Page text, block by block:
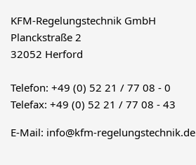
KFM-Regelungstechnik GmbH
Planckstraße 2
32052 Herford
Telefon: +49 (0) 52 21 / 77 08 - 0
Telefax: +49 (0) 52 21 / 77 08 - 43
E-Mail: info@kfm-regelungstechnik.de